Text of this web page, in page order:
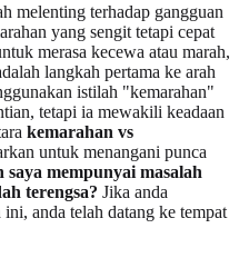
melenting terhadap gangguan
yang sengit tetapi cepat
merasa kecewa atau marah,
langkah pertama ke arah
istilah "kemarahan"
tetapi ia mewakili keadaan
kemarahan vs
untuk menangani punca
saya mempunyai masalah
terengsa? Jika anda
anda telah datang ke tempat